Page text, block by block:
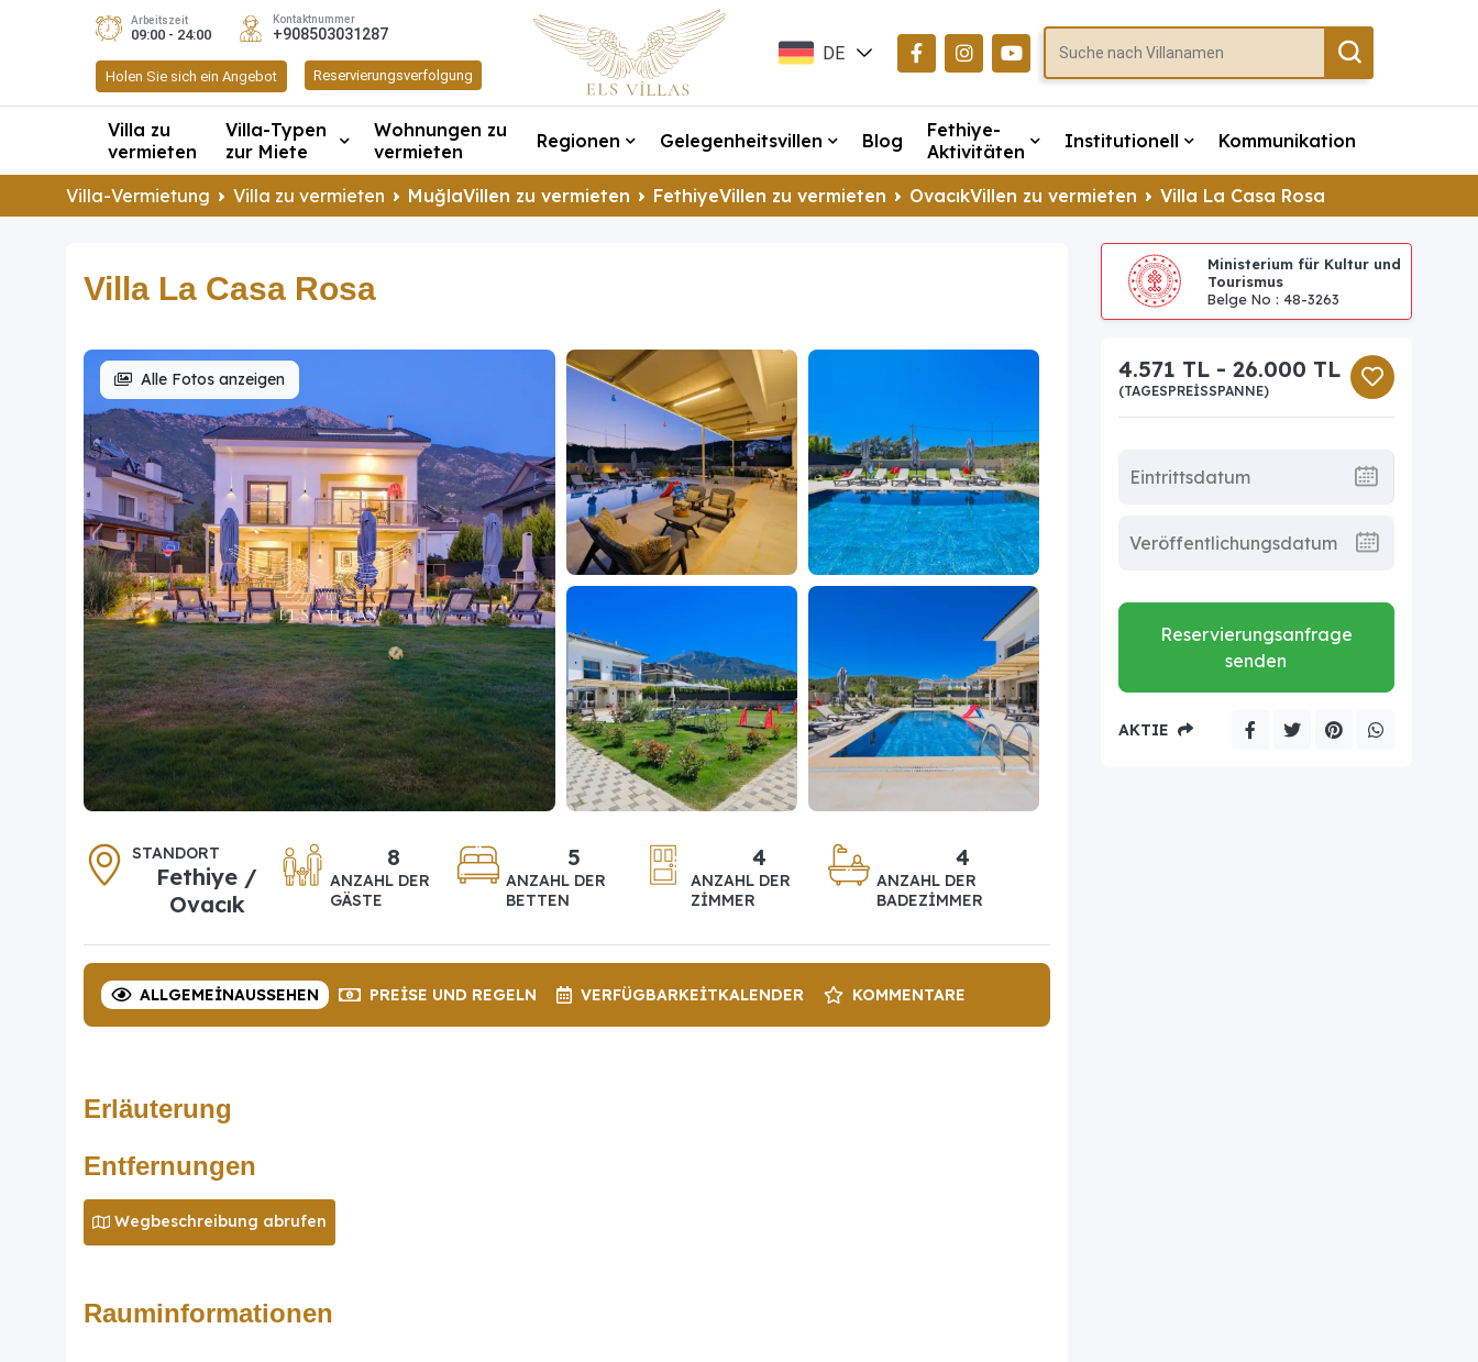
Arbeitszeit
09:00 - 24:00
Kontaktnummer
+908503031287
Holen Sie sich ein Angebot Reservierungsverfolgung
DE
TR
Villa zu
vermieten
Villa-Typen
zur Miete
Wohnungen zu
vermieten
Regionen Gelegenheitsvillen Blog
Fethiye-
Aktivitäten
Institutionell Kommunikation
Villa-Vermietung Villa zu vermieten MuğlaVillen zu vermieten FethiyeVillen zu vermieten OvacıkVillen zu vermieten Villa La Casa Rosa
Villa La Casa Rosa
Alle Fotos anzeigen
STANDORT
Fethiye /
Ovacık
8
ANZAHL DER
GÄSTE
5
ANZAHL DER
BETTEN
4
ANZAHL DER
ZIMMER
4
ANZAHL DER
BADEZIMMER
ALLGEMEINAUSSEHEN PREISE UND REGELN VERFÜGBARKEITKALENDER KOMMENTARE
Erläuterung
Entfernungen
Wegbeschreibung abrufen
Rauminformationen
Ministerium für Kultur und
Tourismus
Belge No : 48-3263
4.571 TL - 26.000 TL
(TAGESPREISSPANNE)
Reservierungsanfrage
senden
AKTIE